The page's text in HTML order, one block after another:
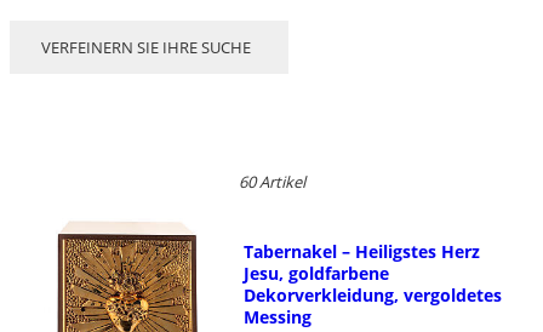
VERFEINERN SIE IHRE SUCHE
60 Artikel
Tabernakel – Heiligstes Herz
Jesu, goldfarbene
Dekorverkleidung, vergoldetes
Messing